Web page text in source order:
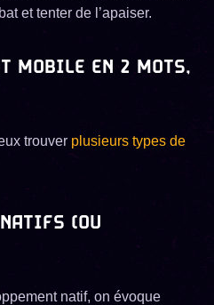
et tenter de l’apaiser.
MOBILE EN 2 MOTS,
trouver plusieurs types de
(OU
natif, on évoque